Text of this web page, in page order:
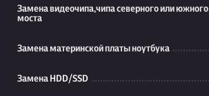
Замена видеочипа,чипа северного или южного
моста
Замена материнской платы ноутбука
Замена HDD/SSD